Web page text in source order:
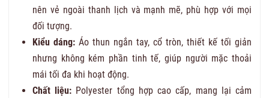
nên vẻ ngoài thanh lịch và mạnh mẽ, phù hợp với mọi
đối tượng.
Kiểu dáng: Áo thun ngắn tay, cổ tròn, thiết kế tối giản
nhưng không kém phần tinh tế, giúp người mặc thoải
mái tối đa khi hoạt động.
Chất liệu: Polyester tổng hợp cao cấp, mang lại cảm